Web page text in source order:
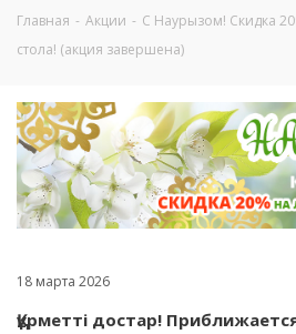
Главная - Акции - С Наурызом! Скидка
стола! (акция завершена)
18 марта 2026
Құрметті достар!